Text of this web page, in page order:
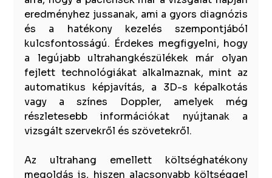
eredményhez jussanak, ami a gyors diagnózis
és a hatékony kezelés szempontjából
kulcsfontosságú. Érdekes megfigyelni, hogy
a legújabb ultrahangkészülékek már olyan
fejlett technológiákat alkalmaznak, mint az
automatikus képjavítás, a 3D-s képalkotás
vagy a színes Doppler, amelyek még
részletesebb információkat nyújtanak a
vizsgált szervekről és szövetekről.
Az ultrahang emellett költséghatékony
megoldás is, hiszen alacsonyabb költséggel